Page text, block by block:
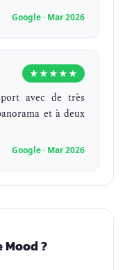
Google · Mar 2026
★★★★★
avec de très
et à deux
Google · Mar 2026
Mood ?